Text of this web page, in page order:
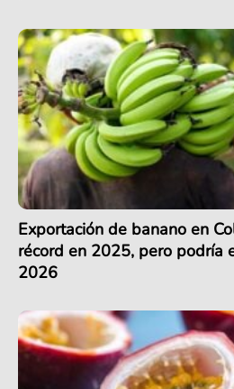
Exportación de banano en
récord en 2025, pero podría
2026